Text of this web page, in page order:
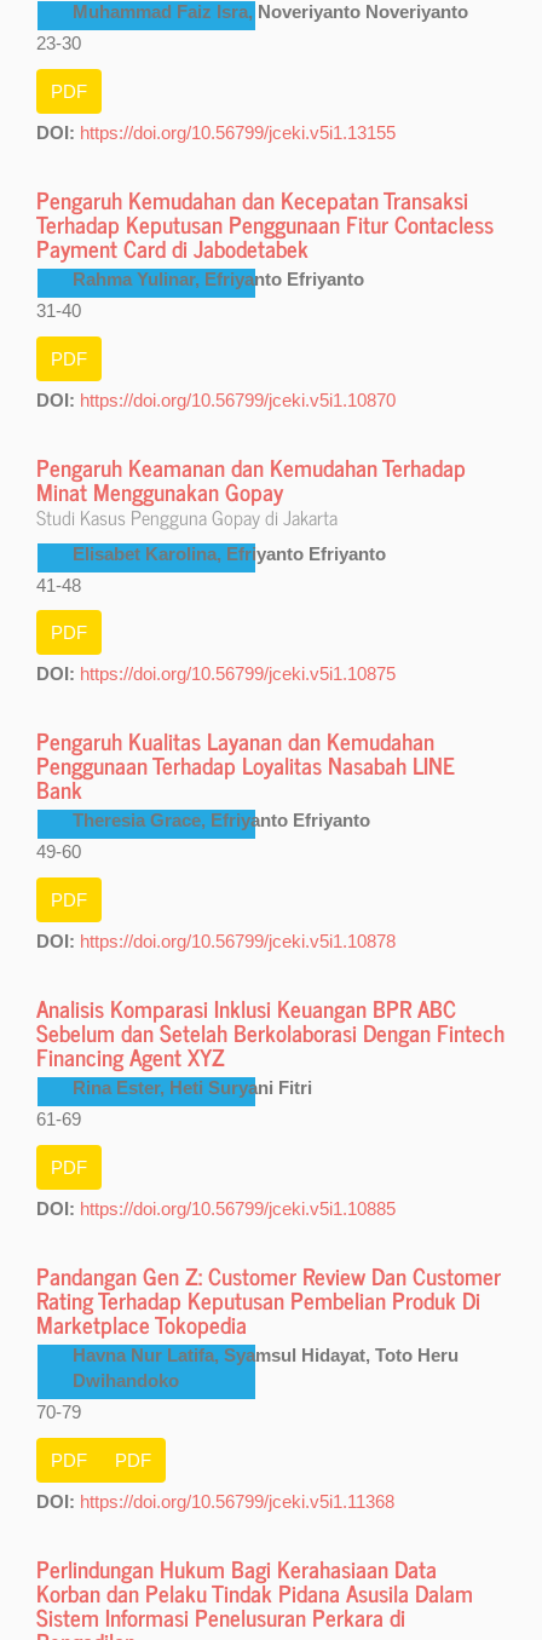
Muhammad Faiz Isra, Noveriyanto Noveriyanto
23-30
PDF
DOI: https://doi.org/10.56799/jceki.v5i1.13155
Pengaruh Kemudahan dan Kecepatan Transaksi
Terhadap Keputusan Penggunaan Fitur Contacless
Payment Card di Jabodetabek
Rahma Yulinar, Efriyanto Efriyanto
31-40
PDF
DOI: https://doi.org/10.56799/jceki.v5i1.10870
Pengaruh Keamanan dan Kemudahan Terhadap
Minat Menggunakan Gopay
Studi Kasus Pengguna Gopay di Jakarta
Elisabet Karolina, Efriyanto Efriyanto
41-48
PDF
DOI: https://doi.org/10.56799/jceki.v5i1.10875
Pengaruh Kualitas Layanan dan Kemudahan
Penggunaan Terhadap Loyalitas Nasabah LINE
Bank
Theresia Grace, Efriyanto Efriyanto
49-60
PDF
DOI: https://doi.org/10.56799/jceki.v5i1.10878
Analisis Komparasi Inklusi Keuangan BPR ABC
Sebelum dan Setelah Berkolaborasi Dengan Fintech
Financing Agent XYZ
Rina Ester, Heti Suryani Fitri
61-69
PDF
DOI: https://doi.org/10.56799/jceki.v5i1.10885
Pandangan Gen Z: Customer Review Dan Customer
Rating Terhadap Keputusan Pembelian Produk Di
Marketplace Tokopedia
Havna Nur Latifa, Syamsul Hidayat, Toto Heru
Dwihandoko
70-79
PDF PDF
DOI: https://doi.org/10.56799/jceki.v5i1.11368
Perlindungan Hukum Bagi Kerahasiaan Data
Korban dan Pelaku Tindak Pidana Asusila Dalam
Sistem Informasi Penelusuran Perkara di